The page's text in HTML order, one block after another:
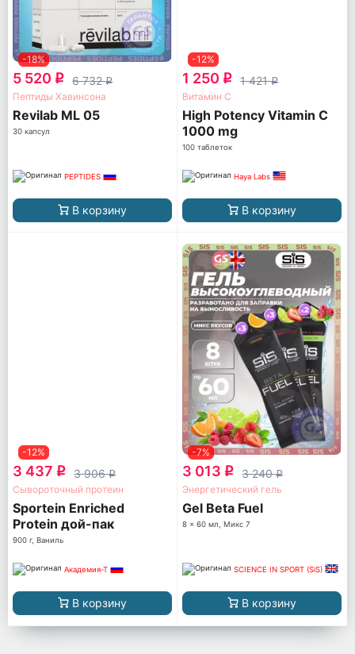
-18%
5 520 q 6 732q
Пептиды Хавинсона
Revilab ML 05
30 капсул
PEPTIDES
В корзину
-12%
1 250 q 1 421q
Витамин С
High Potency Vitamin C
1000 mg
100 таблеток
Haya Labs
В корзину
-12%
3 437 q 3 906q
Сывороточный протеин
Sportein Enriched
Protein дой-пак
900 г, Ваниль
Академия-Т
В корзину
-7%
3 013 q 3 240q
Энергетический гель
Gel Beta Fuel
8 x 60 мл, Микс 7
SCIENCE IN SPORT (SiS)
В корзину